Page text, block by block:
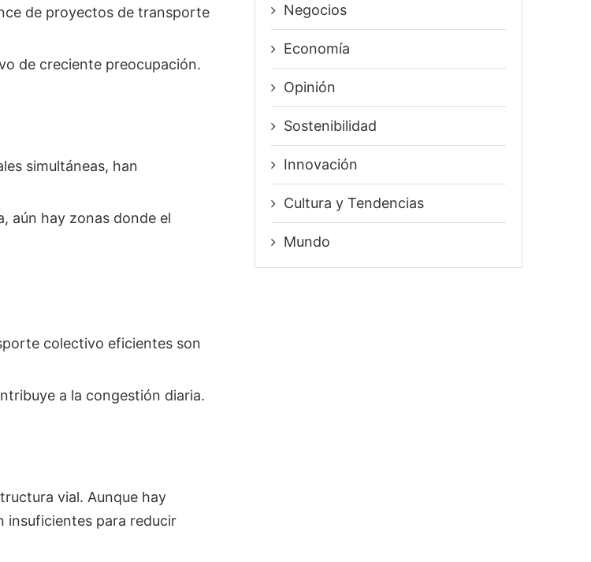
de proyectos de transporte
de creciente preocupación.
simultáneas, han
aún hay zonas donde el
colectivo eficientes son
a la congestión diaria.
vial. Aunque hay
insuficientes para reducir
Negocios
Economía
Opinión
Sostenibilidad
Innovación
⁠Cultura y Tendencias
Mundo